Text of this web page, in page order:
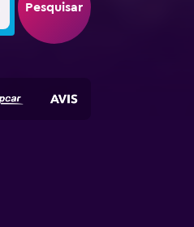
Pesquisar